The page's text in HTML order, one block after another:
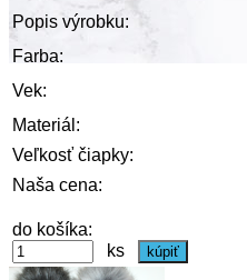
Popis výrobku:
Farba:
Vek:
Materiál:
Veľkosť čiapky:
Naša cena:
do košíka:
ks